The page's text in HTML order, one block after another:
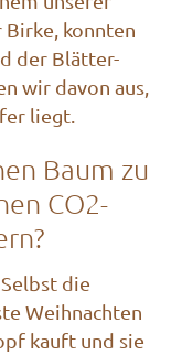
konnten
der Blätter-
wir davon aus,
liegt.
Baum zu
CO2-
die
Weihnachten
kauft und sie